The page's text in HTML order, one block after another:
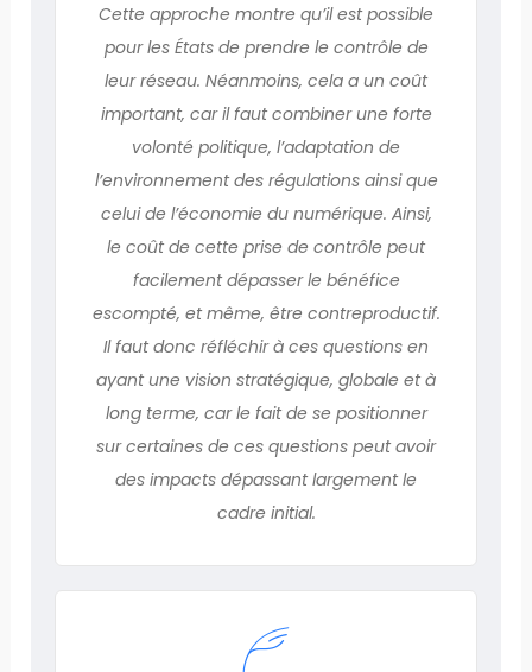
Cette approche montre qu’il est possible
pour les États de prendre le contrôle de
leur réseau. Néanmoins, cela a un coût
important, car il faut combiner une forte
volonté politique, l’adaptation de
l’environnement des régulations ainsi que
celui de l’économie du numérique. Ainsi,
le coût de cette prise de contrôle peut
facilement dépasser le bénéfice
escompté, et même, être contreproductif.
Il faut donc réfléchir à ces questions en
ayant une vision stratégique, globale et à
long terme, car le fait de se positionner
sur certaines de ces questions peut avoir
des impacts dépassant largement le
cadre initial.